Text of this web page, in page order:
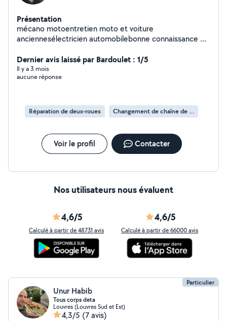
Présentation
mécano motoentretien moto et voiture
anciennesélectricien automobilebonne connaissance en
bâtimentau plaisir
Dernier avis laissé par Bardoulet : 1/5
Il y a 3 mois
aucune réponse
Réparation de deux-roues Changement de chaîne de deux-roues
Voir le profil Contacter
Nos utilisateurs nous évaluent
4,6/5
Calculé à partir de 48731 avis
4,6/5
Calculé à partir de 66000 avis
Particulier
Unur Habib
Tous corps deta
Louvres (Louvres Sud et Est)
4,3/5 (7 avis)